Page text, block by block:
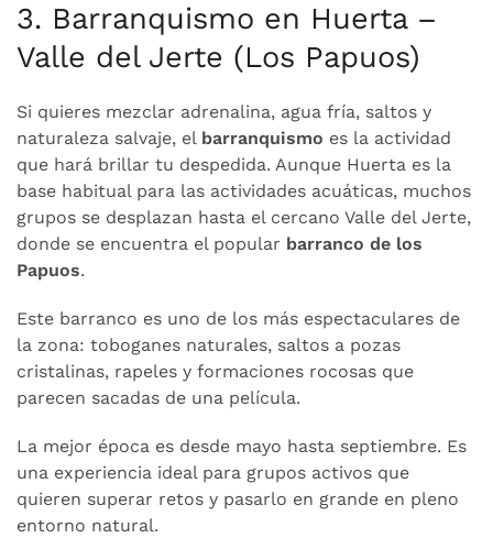
3. Barranquismo en Huerta –
Valle del Jerte (Los Papuos)
Si quieres mezclar adrenalina, agua fría, saltos y
naturaleza salvaje, el barranquismo es la actividad
que hará brillar tu despedida. Aunque Huerta es la
base habitual para las actividades acuáticas, muchos
grupos se desplazan hasta el cercano Valle del Jerte,
donde se encuentra el popular barranco de los
Papuos.
Este barranco es uno de los más espectaculares de
la zona: toboganes naturales, saltos a pozas
cristalinas, rapeles y formaciones rocosas que
parecen sacadas de una película.
La mejor época es desde mayo hasta septiembre. Es
una experiencia ideal para grupos activos que
quieren superar retos y pasarlo en grande en pleno
entorno natural.